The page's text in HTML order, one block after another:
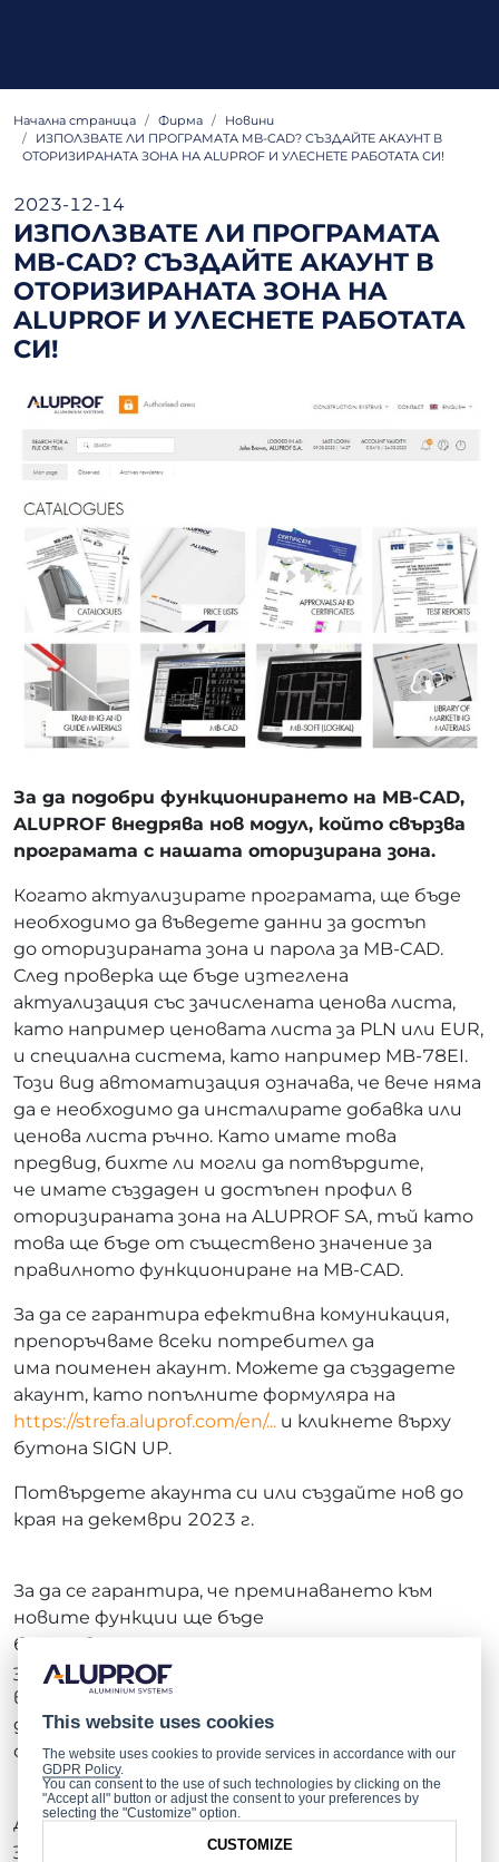
Начална страница Фирма
Новини
ИЗПОЛЗВАТЕ ЛИ ПРОГРАМАТА MB-CAD? СЪЗДАЙТЕ АКАУНТ В
ОТОРИЗИРАНАТА ЗОНА НА ALUPROF И УЛЕСНЕТЕ РАБОТАТА СИ!
2023-12-14
ИЗПОЛЗВАТЕ ЛИ ПРОГРАМАТА
MB-CAD? СЪЗДАЙТЕ АКАУНТ В
ОТОРИЗИРАНАТА ЗОНА НА
ALUPROF И УЛЕСНЕТЕ РАБОТАТА
СИ!
За да подобри функционирането на MB-CAD,
ALUPROF внедрява нов модул, който свързва
програмата с нашата оторизирана зона.
Когато актуализирате програмата, ще бъде
необходимо да въведете данни за достъп
до оторизираната зона и парола за MB-CAD.
След проверка ще бъде изтеглена
актуализация със зачислената ценова листа,
като например ценовата листа за PLN или EUR,
и специална система, като например MB-78EI.
Този вид автоматизация означава, че вече няма
да е необходимо да инсталирате добавка или
ценова листа ръчно. Като имате това
предвид, бихте ли могли да потвърдите,
че имате създаден и достъпен профил в
оторизираната зона на ALUPROF SA, тъй като
това ще бъде от съществено значение за
правилното функциониране на MB-CAD.
За да се гарантира ефективна комуникация,
препоръчваме всеки потребител да
има поименен акаунт. Можете да създадете
акаунт, като попълните формуляра на
https://strefa.aluprof.com/en/... и кликнете върху
бутона SIGN UP.
Потвърдете акаунта си или създайте нов до
края на декември 2023 г.
За да се гарантира, че преминаването към
новите функции ще бъде
безпроблемно, нашите администратори на
зоната ще бъдат на ваше разположение, за да
ви съдействат. Например, ако нямате достъп
до специалната система, те ще ви дадат
съответните разрешения.
Данни за контакт за администраторите на
зони по региони:
This website uses cookies
The website uses cookies to provide services in accordance with our
GDPR Policy.
You can consent to the use of such technologies by clicking on the
"Accept all" button or adjust the consent to your preferences by
selecting the "Customize" option.
CUSTOMIZE